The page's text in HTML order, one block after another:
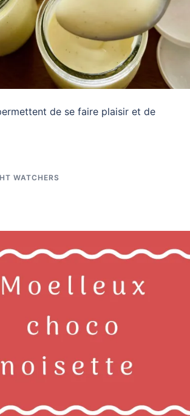
de se faire plaisir et de
WATCHERS